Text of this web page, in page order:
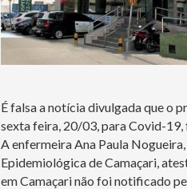
É falsa a notícia divulgada que o
sexta feira, 20/03, para Covid-
A enfermeira Ana Paula
Epidemiológica de Camaçari,
em Camaçari não foi notificado